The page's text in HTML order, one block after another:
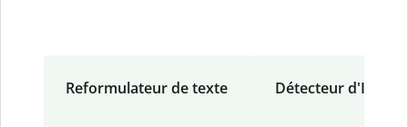
Reformulateur de texte Détecteur d'IA